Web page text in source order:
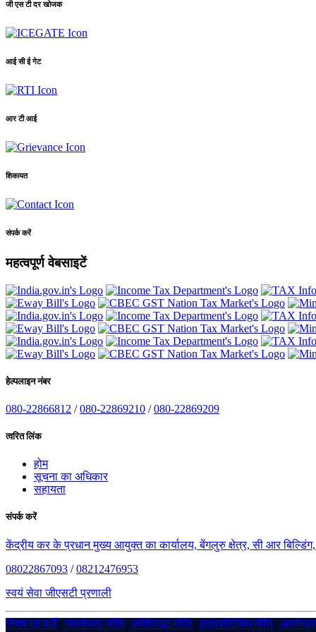
जी एस टी दर खोजक
आई सी ई गेट
आर टी आई
शिकायत
संपर्क करें
महत्वपूर्ण वेबसाइटें
हेल्पलाइन नंबर
080-22866812 /080-22869210 /080-22869209
त्वरित लिंक
होम
सूचना का अधिकार
सहायता
संपर्क करें
केंद्रीय कर के प्रधान मुख्य आयुक्त का कार्यालय, बेंगलुरु क्षेत्र, सी आर
08022867093 /08212476953
स्वयं सेवा जीएसटी प्रणाली
नियम एवं शर्तें|गोपनीयता नीति|कॉपीराइट नीति|हाइपरलिंकिंग नीति|